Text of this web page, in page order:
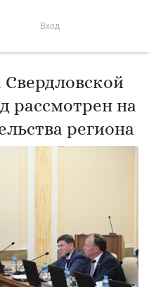
Вход
рассмотрен на
региона